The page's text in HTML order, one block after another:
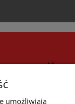
umożliwiają